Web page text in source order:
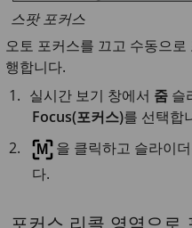
스팟 포커스
오토 포커스를 끄고 수동으
행합니다.
실시간 보기 창에서 줌 슬
Focus(포커스)를 선택합
을 클릭하고 슬라이
다.